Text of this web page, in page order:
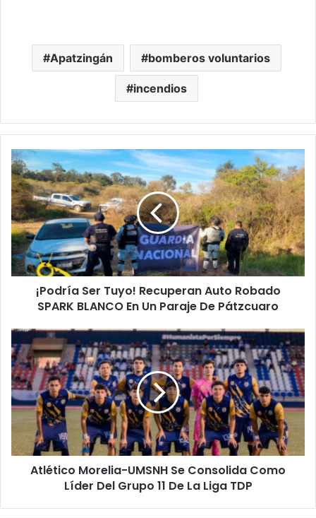
Apatzingán bomberos voluntarios
incendios
¡Podría
Ser
Tuyo!
Recuperan
Auto
Robado
SPARK
BLANCO
En
Pátzcuaro
¡Podría Ser Tuyo! Recuperan Auto Robado
SPARK BLANCO En Un Paraje De Pátzcuaro
Atlético
Morelia-
UMSNH
Se
Consolida
Como
Líder
Grupo
Atlético Morelia-UMSNH Se Consolida Como
Líder Del Grupo 11 De La Liga TDP